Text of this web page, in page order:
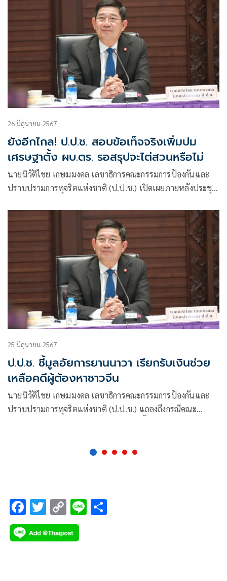
อวกาศและภูมิสารสนเทศ
26 มิถุนายน 2567
ยังอีกไกล! ป.ป.ช. สอบข้อเท็จจริงเพิ่มปม
เศรษฐาตั้ง ผบ.ตร. รอสรุปจะไต่สวนหรือไม่
นายนิวัติไชย เกษมมงคล เลขาธิการคณะกรรมการป้องกันและ
ปราบปรามการทุจริตแห่งชาติ (ป.ป.ช.) เปิดเผยภายหลังประชุม
ที่นายเศรษฐา ทวีสิน นายกรัฐมนตรี
25 มิถุนายน 2567
ป.ป.ช. ชี้มูลอัยการยานนาวา เรียกรับเงินช่วย
เหลือคดีผู้ต้องหาชาวจีน
นายนิวัติไชย เกษมมงคล เลขาธิการคณะกรรมการป้องกันและ
ปราบปรามการทุจริตแห่งชาติ (ป.ป.ช.) แถลงถึงกรณีคณะ
ดำรงตำแหน่งอัยการพิเศษ
F
ac
e
T
wi
tt
C
o
p
Li